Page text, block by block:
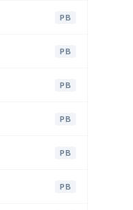
PB
PB
PB
PB
PB
PB